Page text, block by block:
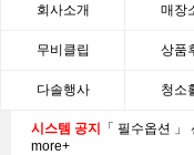
회사소개 매장
무비클립 상품
다솔행사 청소
시스템 공지 「 필수옵션
more+